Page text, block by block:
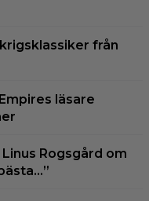
från
läsare
Rogsgård om